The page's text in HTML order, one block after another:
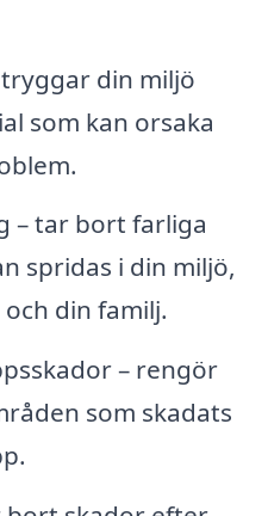
din miljö
som kan orsaka
– tar bort farliga
spridas i din miljö,
din familj.
– rengör
som skadats